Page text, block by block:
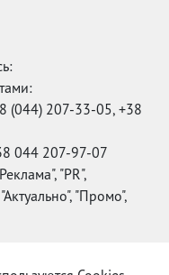
(044) 207-33-05, +38
044 207-97-07
"PR",
"Промо",